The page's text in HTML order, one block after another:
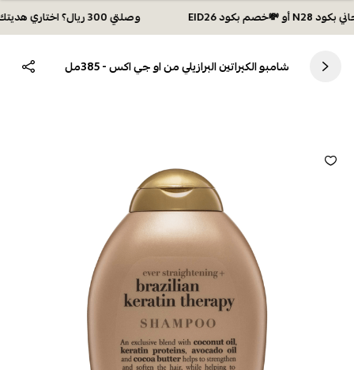
وصلتي 300 ريال؟ اختاري هديتك :🏍 شحن مجاني بكود N28 أو 💸خصم بكود EID26
شامبو الكيراتين البرازيلي من او جي اكس - 385مل